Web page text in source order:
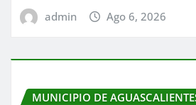
admin Ago 6, 2026
MUNICIPIO DE